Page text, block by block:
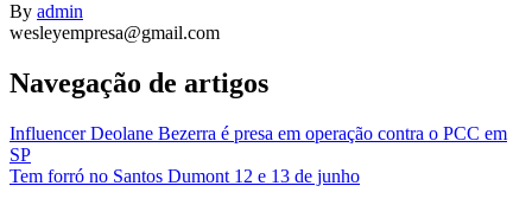
By admin
wesleyempresa@gmail.com
Navegação de artigos
Influencer Deolane Bezerra é presa em operação contra o PCC em
SP
Tem forró no Santos Dumont 12 e 13 de junho